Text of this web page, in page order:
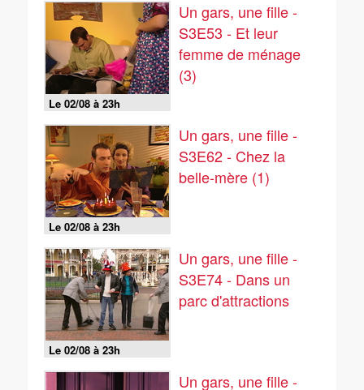
Le 02/08 à 23h
Un gars, une fille -
S3E53 - Et leur
femme de ménage
(3)
Le 02/08 à 23h
Un gars, une fille -
S3E62 - Chez la
belle-mère (1)
Le 02/08 à 23h
Un gars, une fille -
S3E74 - Dans un
parc d'attractions
Un gars, une fille -